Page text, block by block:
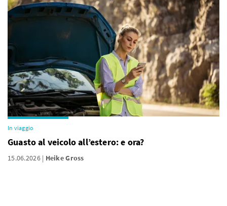
In viaggio
Guasto al veicolo all’estero: e ora?
15.06.2026 Heike Gross